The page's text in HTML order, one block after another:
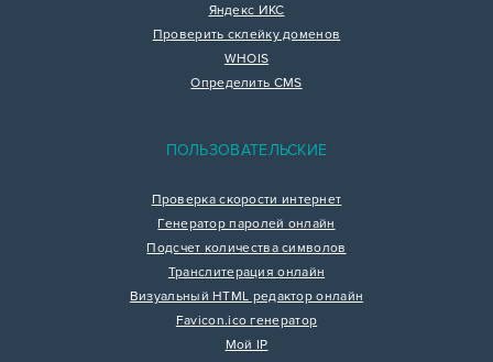
Яндекс ИКС
Проверить склейку доменов
WHOIS
Определить CMS
ПОЛЬЗОВАТЕЛЬСКИЕ
Проверка скорости интернет
Генератор паролей онлайн
Подсчет количества символов
Транслитерация онлайн
Визуальный HTML редактор онлайн
Favicon.ico генератор
Мой IP